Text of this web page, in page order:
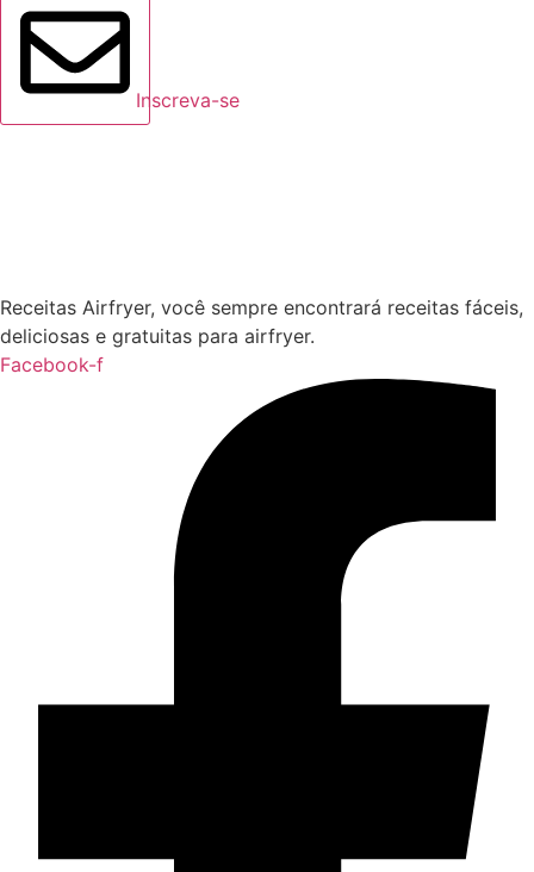
Inscreva-se
Receitas Airfryer, você sempre encontrará receitas fáceis,
deliciosas e gratuitas para airfryer.
Facebook-f